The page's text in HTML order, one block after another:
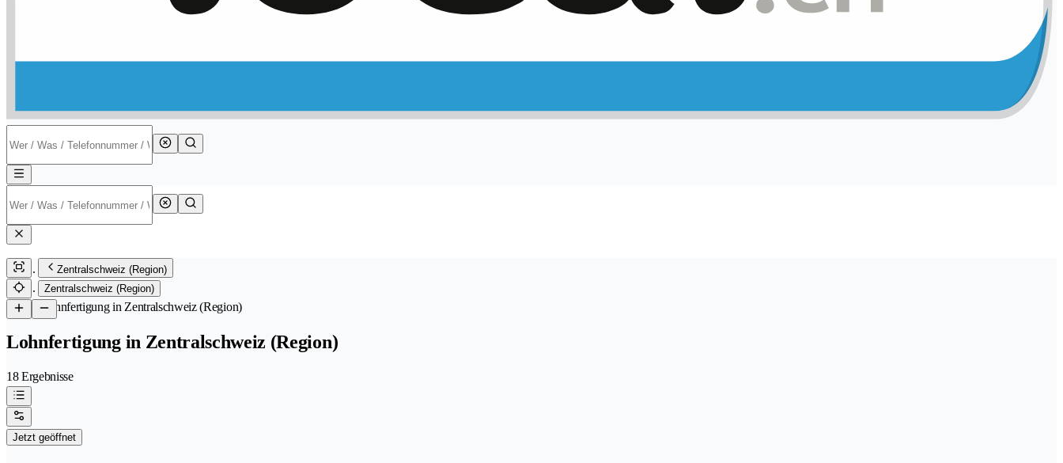
Zentralschweiz (Region)
Zentralschweiz (Region)
/Lohnfertigung in Zentralschweiz (Region)
Lohnfertigung in Zentralschweiz (Region)
18 Ergebnisse
Jetzt geöffnet